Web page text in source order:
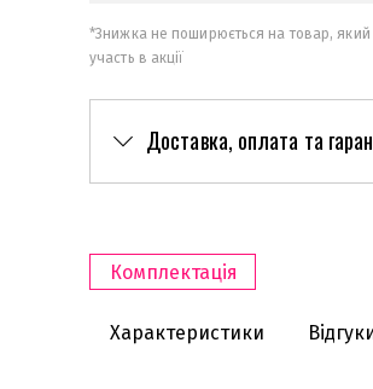
*Знижка не поширюється на товар, який
участь в акції
Доставка, оплата та
Комплектація
Характеристики